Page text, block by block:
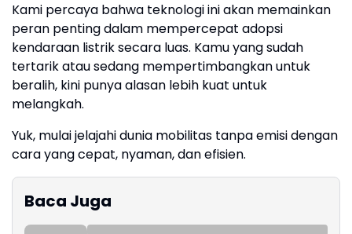
Kami percaya bahwa teknologi ini akan memainkan
peran penting dalam mempercepat adopsi
kendaraan listrik secara luas. Kamu yang sudah
tertarik atau sedang mempertimbangkan untuk
beralih, kini punya alasan lebih kuat untuk
melangkah.
Yuk, mulai jelajahi dunia mobilitas tanpa emisi dengan
cara yang cepat, nyaman, dan efisien.
Baca Juga